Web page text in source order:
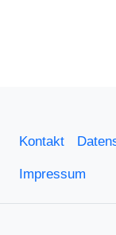
Kontakt
Impressum